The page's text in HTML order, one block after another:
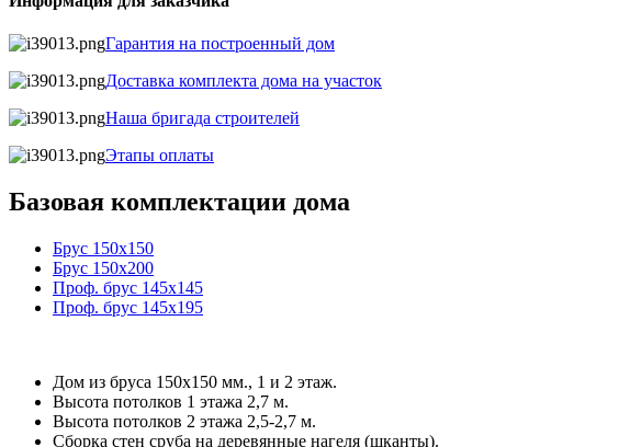
Гарантия на построенный дом
Доставка комплекта дома на участок
Наша бригада строителей
Этапы оплаты
Базовая комплектации дома
Брус 150х150
Брус 150х200
Проф. брус 145х145
Проф. брус 145х195
Дом из бруса 150х150 мм., 1 и 2 этаж.
Высота потолков 1 этажа 2,7 м.
Высота потолков 2 этажа 2,5-2,7 м.
Сборка стен сруба на деревянные нагеля (шканты).